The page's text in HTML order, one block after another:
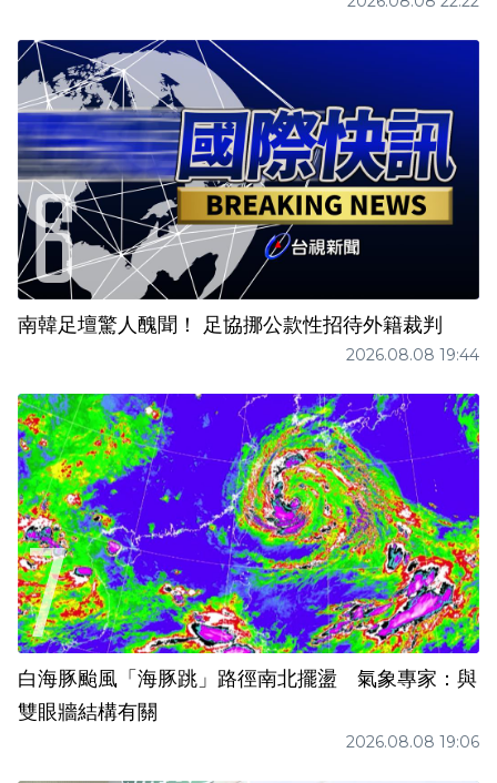
南韓足壇驚人醜聞！ 足協挪公款性招待外籍裁判
2026.08.08 19:44
白海豚颱風「海豚跳」路徑南北擺盪 氣象專家：與
雙眼牆結構有關
2026.08.08 19:06